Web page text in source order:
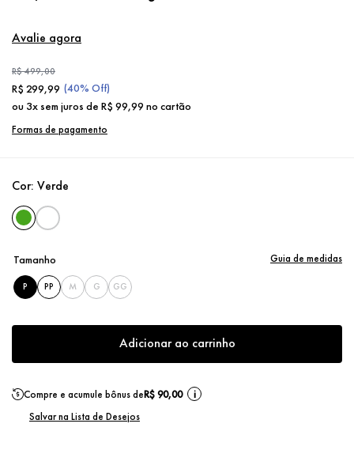
Avalie agora
R$499,00
R$ 299,99 (40% Off)
ou 3x sem juros de R$ 99,99 no cartão
Formas de pagamento
Cor: Verde
Tamanho
P PP M G GG
Guia de medidas
Adicionar ao carrinho
Compre e acumule bônus deR$ 90,00 i